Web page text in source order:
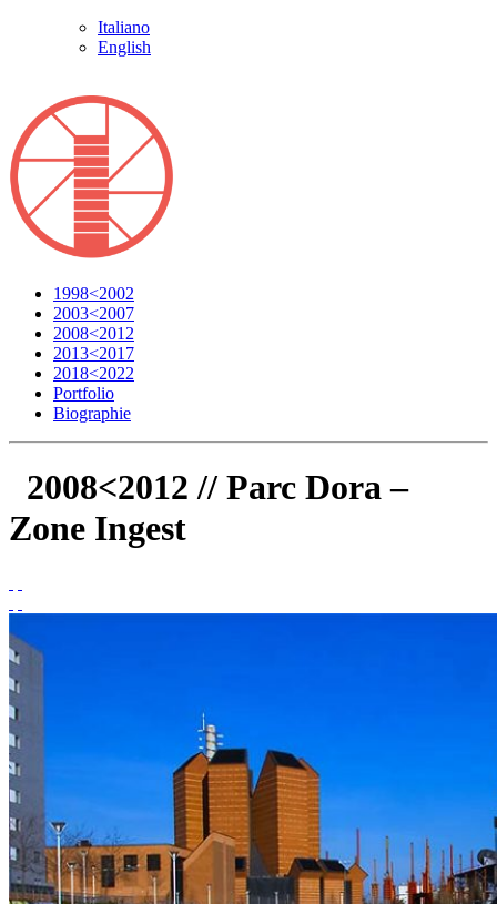
Italiano
English
1998<2002
2003<2007
2008<2012
2013<2017
2018<2022
Portfolio
Biographie
2008<2012 // Parc Dora –
Zone Ingest